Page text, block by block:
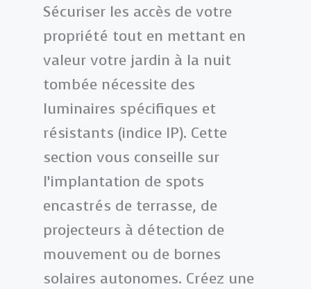
Sécuriser les accès de votre
propriété tout en mettant en
valeur votre jardin à la nuit
tombée nécessite des
luminaires spécifiques et
résistants (indice IP). Cette
section vous conseille sur
l’implantation de spots
encastrés de terrasse, de
projecteurs à détection de
mouvement ou de bornes
solaires autonomes. Créez une